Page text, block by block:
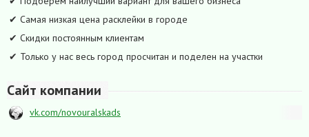
✔ Самая низкая цена расклейки в городе
✔ Скидки постоянным клиентам
✔ Только у нас весь город просчитан и поделен на участки
Сайт компании
vk.com/novouralskads